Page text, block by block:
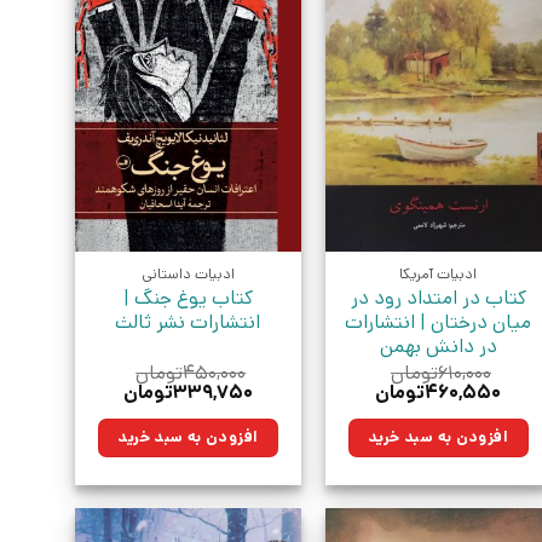
ادبیات آمریکا
کتاب در امتداد رود در
میان درختان | انتشارات
در دانش بهمن
۶۱۰,۰۰۰تومان
قیمت
۶۱۰,۰۰۰تومان
بود.
۴۶۰,۵۵۰تومانقیمت
۴۶۰,۵۵۰تومان.افزودن به سبد خرید
ادبیات داستانی
کتاب یوغ جنگ |
انتشارات نشر ثالث
۴۵۰,۰۰۰تومان
قیمت
۴۵۰,۰۰۰تومان
بود.
۳۳۹,۷۵۰تومان
۳۳۹,۷۵۰تومان.افزودن به سبد خرید